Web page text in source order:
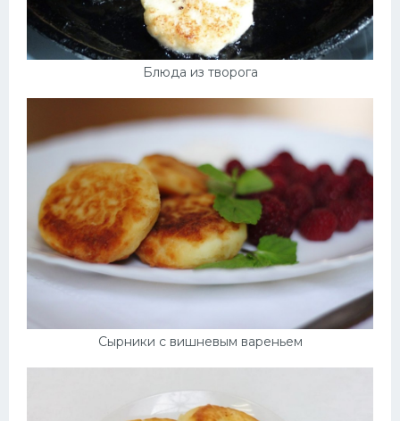
Блюда из творога
Сырники с вишневым вареньем